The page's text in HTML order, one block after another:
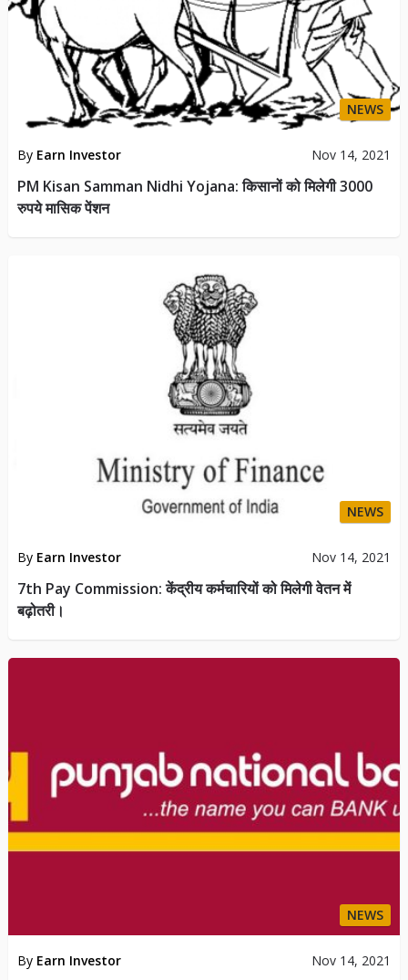
NEWS
By Earn Investor Nov 14, 2021
PM Kisan Samman Nidhi Yojana: किसानों को मिलेगी 3000
रुपये मासिक पेंशन
NEWS
By Earn Investor Nov 14, 2021
7th Pay Commission: केंद्रीय कर्मचारियों को मिलेगी वेतन में
बढ़ोतरी।
NEWS
By Earn Investor Nov 14, 2021